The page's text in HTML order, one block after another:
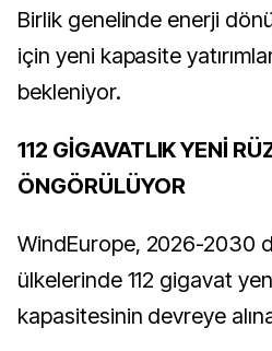
Birlik genelinde enerji
için yeni kapasite
bekleniyor.
112 GİGAVATLIK YENİ
ÖNGÖRÜLÜYOR
WindEurope, 2026-2030
ülkelerinde 112 gigavat
kapasitesinin devreye